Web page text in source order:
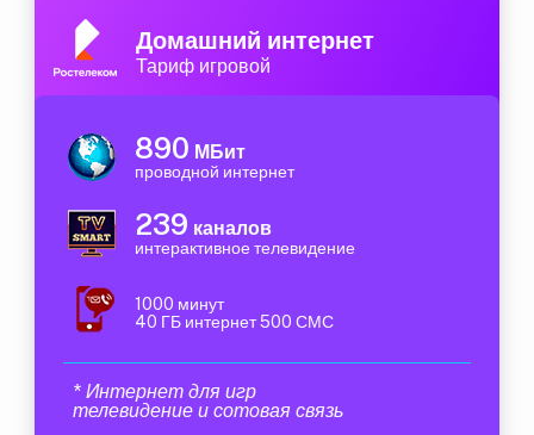
Домашний интернет
Тариф игровой
890 МБит
проводной интернет
239 каналов
интерактивное телевидение
1000 минут
40 ГБ интернет 500 СМС
* Интернет для игр
телевидение и сотовая связь